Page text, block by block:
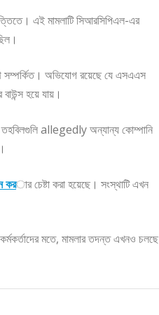
এই মামলাটি সিআরসিপিএল-এর
সম্পর্কিত। অভিযোগ রয়েছে যে এসএএস
হয়ে যায়।
তহবিলগুলি allegedly অন্যান্য কোম্পানি
করার চেষ্টা করা হয়েছে। সংস্থাটি এখন
মতে, মামলার তদন্ত এখনও চলছে